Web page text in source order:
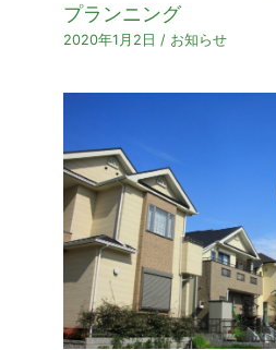
プランニング
2020年1月2日 / お知らせ